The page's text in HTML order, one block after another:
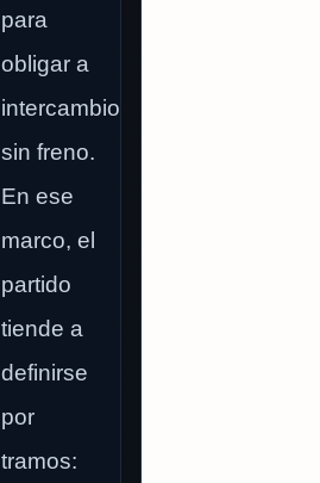
para
obligar a
intercambio
sin freno.
En ese
marco, el
partido
tiende a
definirse
por
tramos: